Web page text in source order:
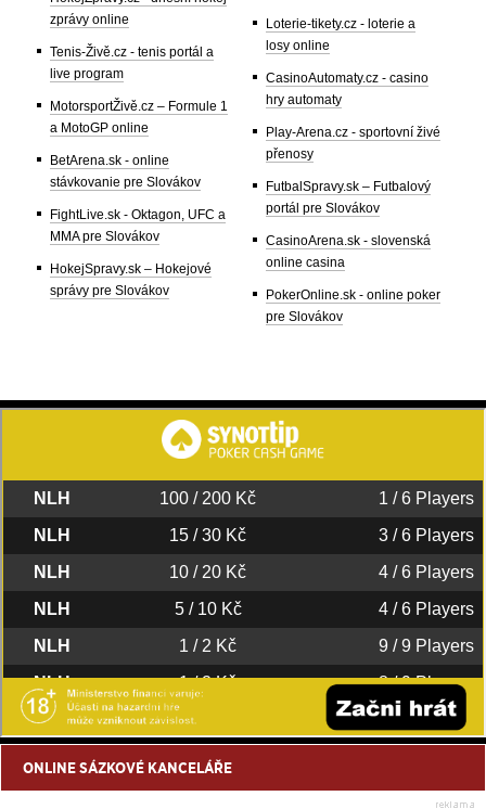
zprávy online
Tenis-Živě.cz - tenis portál a
live program
MotorsportŽivě.cz – Formule 1
a MotoGP online
BetArena.sk - online
stávkovanie pre Slovákov
FightLive.sk - Oktagon, UFC a
MMA pre Slovákov
HokejSpravy.sk – Hokejové
správy pre Slovákov
Loterie-tikety.cz - loterie a
losy online
CasinoAutomaty.cz - casino
hry automaty
Play-Arena.cz - sportovní živé
přenosy
FutbalSpravy.sk – Futbalový
portál pre Slovákov
CasinoArena.sk - slovenská
online casina
PokerOnline.sk - online poker
pre Slovákov
ONLINE SÁZKOVÉ KANCELÁŘE